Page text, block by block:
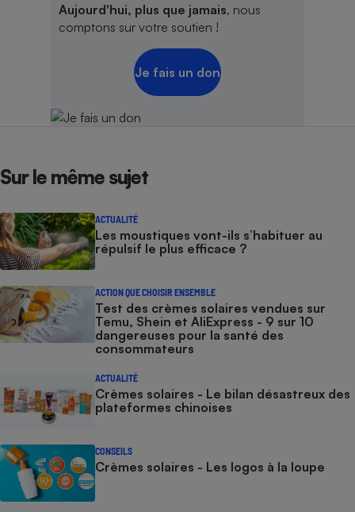
Aujourd'hui, plus que jamais, nous
comptons sur votre soutien !
Je fais un don
Sur le même sujet
ACTUALITÉ
Les moustiques vont-ils s’habituer au
répulsif le plus efficace ?
ACTION QUE CHOISIR ENSEMBLE
Test des crèmes solaires vendues sur
Temu, Shein et AliExpress - 9 sur 10
dangereuses pour la santé des
consommateurs
ACTUALITÉ
Crèmes solaires - Le bilan désastreux des
plateformes chinoises
CONSEILS
Crèmes solaires - Les logos à la loupe